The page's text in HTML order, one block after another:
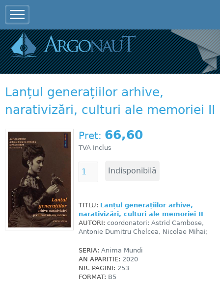
Lanțul generațiilor arhive,
narativizări, culturi ale memoriei II
Pret: 66,60
TVA Inclus
TITLU: Lanțul generațiilor arhive,
narativizări, culturi ale memoriei II
AUTORI: coordonatori: Astrid Cambose,
Antonie Dumitru Chelcea, Nicolae Mihai;
SERIA: Anima Mundi
AN APARITIE: 2020
NR. PAGINI: 253
FORMAT: B5